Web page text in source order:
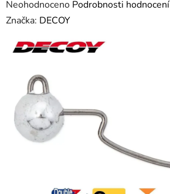
Průměrné
hodnocení
je
hvězdiček.
Neohodnoceno Podrobnosti hodnocení
Značka: DECOY